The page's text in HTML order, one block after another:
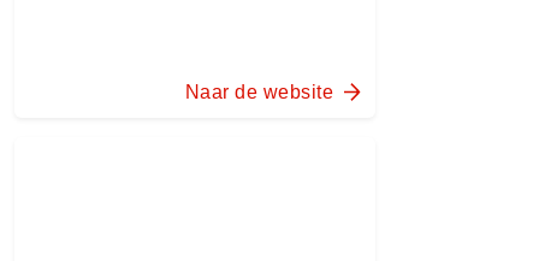
Naar de website